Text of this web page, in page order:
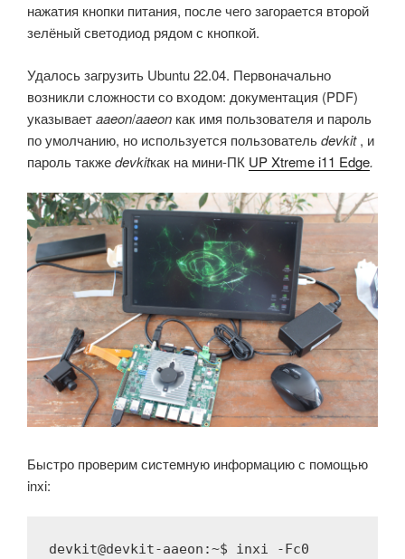
нажатия кнопки питания, после чего загорается второй
зелёный светодиод рядом с кнопкой.
Удалось загрузить Ubuntu 22.04. Первоначально
возникли сложности со входом: документация (PDF)
указываетaaeon/aaeon как имя пользователя и пароль
по умолчанию, но используется пользовательdevkit, и
пароль такжеdevkitкак на мини-ПК UP Xtreme i11 Edge.
Быстро проверим системную информацию с помощью
inxi:
devkit@devkit-aaeon:~$ inxi -Fc0